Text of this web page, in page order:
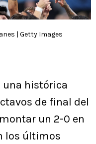
| Getty Images
histórica
de final del
un 2-0 en
los últimos